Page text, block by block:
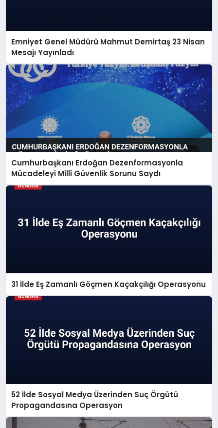
Emniyet Genel Müdürü Mahmut Demirtaş 23 Nisan
Mesajı Yayınladı
Cumhurbaşkanı Erdoğan Dezenformasyonla
Mücadeleyi Millî Güvenlik Sorunu Saydı
31 İlde Eş Zamanlı Göçmen Kaçakçılığı Operasyonu
52 İlde Sosyal Medya Üzerinden Suç Örgütü
Propagandasına Operasyon